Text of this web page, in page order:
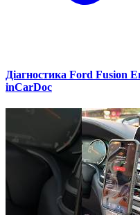
Діагностика Ford Fusion
inCarDoc